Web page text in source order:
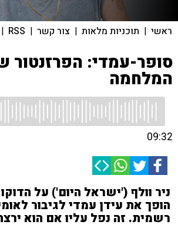
ראשי | תוכניות מלאות | צור קשר |
RSS
|
סופר-עמדי: הפרזנטור
המלחמה
09:32
ניר וולף ('ישראל היום') על
הופך את עידן עמדי לגיבור
רשמית. זה נפל עליו אם הוא